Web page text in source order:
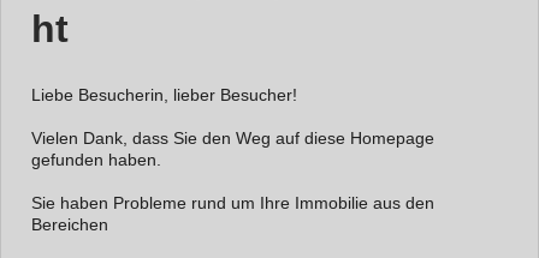
ht
Liebe Besucherin, lieber Besucher!
Vielen Dank, dass Sie den Weg auf diese Homepage
gefunden haben.
Sie haben Probleme rund um Ihre Immobilie aus den
Bereichen